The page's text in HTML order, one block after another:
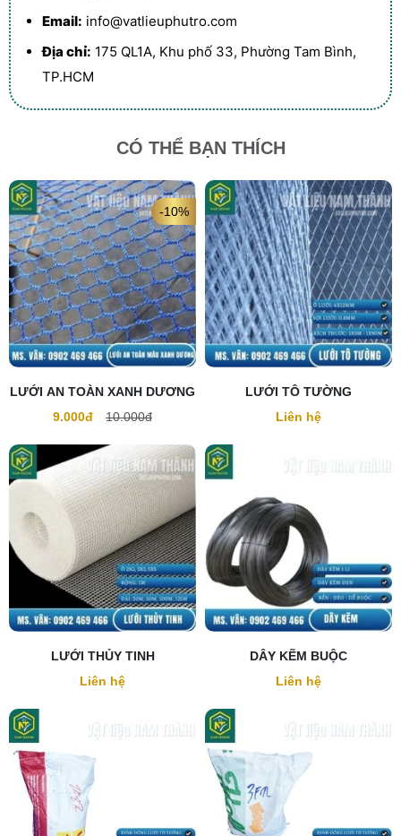
Email: info@vatlieuphutro.com
Địa chỉ: 175 QL1A, Khu phố 33, Phường Tam Bình,
TP.HCM
CÓ THỂ BẠN THÍCH
LƯỚI AN TOÀN XANH DƯƠNG
9.000đ
10.000đ
-10%
LƯỚI TÔ TƯỜNG
Liên hệ
LƯỚI THỦY TINH
Liên hệ
DÂY KẼM BUỘC
Liên hệ